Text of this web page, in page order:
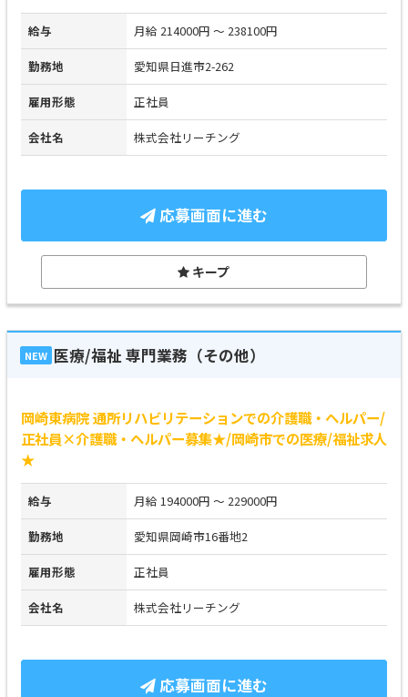
給与 月給 214000円 ～ 238100円
勤務地 愛知県日進市2-262
雇用形態 正社員
会社名 株式会社リーチング
応募画面に進む
キープ
NEW 医療/福祉 専門業務（その他）
岡崎東病院 通所リハビリテーションでの介護職・ヘルパー/
正社員×介護職・ヘルパー募集★/岡崎市での医療/福祉求人
★
給与 月給 194000円 ～ 229000円
勤務地 愛知県岡崎市16番地2
雇用形態 正社員
会社名 株式会社リーチング
応募画面に進む